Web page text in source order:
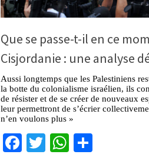
Que se passe-t-il en ce
Cisjordanie : une analyse
Aussi longtemps que les Palestiniens
la botte du colonialisme israélien, ils
de résister et de se créer de nouveaux
leur permettront de s’écrier
n’en voulons plus »
Facebook
TwitterWhatsApp